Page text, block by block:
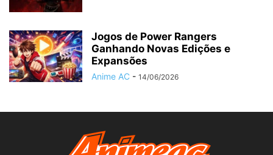
Jogos de Power Rangers
Ganhando Novas Edições e
Expansões
Anime AC - 14/06/2026